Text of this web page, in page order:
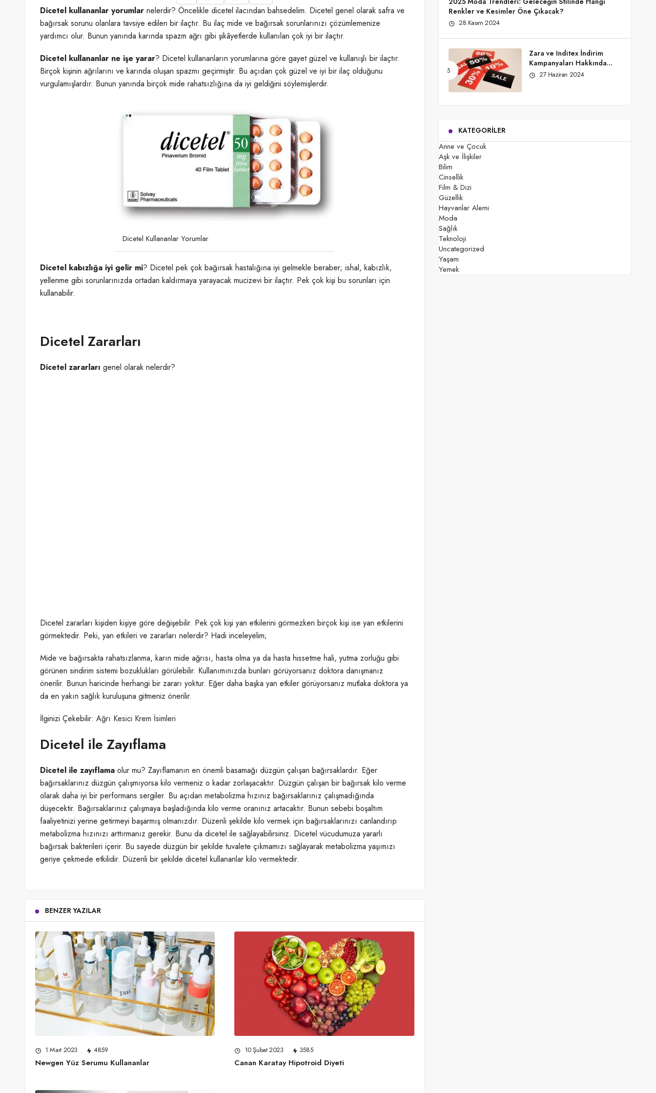
Dicetel kullananlar yorumlar nelerdir? Öncelikle dicetel ilacından bahsedelim. Dicetel genel olarak safra ve
bağırsak sorunu olanlara tavsiye edilen bir ilaçtır. Bu ilaç mide ve bağırsak sorunlarınızı çözümlemenize
yardımcı olur. Bunun yanında karında spazm ağrı gibi şikâyetlerde kullanılan çok iyi bir ilaçtır.
Dicetel kullananlar ne işe yarar? Dicetel kullananların yorumlarına göre gayet güzel ve kullanışlı bir ilaçtır.
Birçok kişinin ağrılarını ve karında oluşan spazmı geçirmiştir. Bu açıdan çok güzel ve iyi bir ilaç olduğunu
vurgulamışlardır. Bunun yanında birçok mide rahatsızlığına da iyi geldiğini söylemişlerdir.
Dicetel Kullananlar Yorumlar
Dicetel kabızlığa iyi gelir mi? Dicetel pek çok bağırsak hastalığına iyi gelmekle beraber; ishal, kabızlık,
yellenme gibi sorunlarınızda ortadan kaldırmaya yarayacak mucizevi bir ilaçtır. Pek çok kişi bu sorunları için
kullanabilir.
Dicetel Zararları
Dicetel zararları genel olarak nelerdir?
Dicetel zararları kişiden kişiye göre değişebilir. Pek çok kişi yan etkilerini görmezken birçok kişi ise yan etkilerini
görmektedir. Peki, yan etkileri ve zararları nelerdir? Hadi inceleyelim;
Mide ve bağırsakta rahatsızlanma, karın mide ağrısı, hasta olma ya da hasta hissetme hali, yutma zorluğu gibi
görünen sindirim sistemi bozuklukları görülebilir. Kullanımınızda bunları görüyorsanız doktora danışmanız
önerilir. Bunun haricinde herhangi bir zararı yoktur. Eğer daha başka yan etkiler görüyorsanız mutlaka doktora ya
da en yakın sağlık kuruluşuna gitmeniz önerilir.
İlginizi Çekebilir: Ağrı Kesici Krem İsimleri
Dicetel ile Zayıflama
Dicetel ile zayıflama olur mu? Zayıflamanın en önemli basamağı düzgün çalışan bağırsaklardır. Eğer
bağırsaklarınız düzgün çalışmıyorsa kilo vermeniz o kadar zorlaşacaktır. Düzgün çalışan bir bağırsak kilo verme
olarak daha iyi bir performans sergiler. Bu açıdan metabolizma hızınız bağırsaklarınız çalışmadığında
düşecektir. Bağırsaklarınız çalışmaya başladığında kilo verme oranınız artacaktır. Bunun sebebi boşaltım
faaliyetinizi yerine getirmeyi başarmış olmanızdır. Düzenli şekilde kilo vermek için bağırsaklarınızı canlandırıp
metabolizma hızınızı arttırmanız gerekir. Bunu da dicetel ile sağlayabilirsiniz. Dicetel vücudumuza yararlı
bağırsak bakterileri içerir. Bu sayede düzgün bir şekilde tuvalete çıkmamızı sağlayarak metabolizma yaşımızı
geriye çekmede etkilidir. Düzenli bir şekilde dicetel kullananlar kilo vermektedir.
BENZER YAZILAR
1 Mart 2023 4859
Newgen Yüz Serumu Kullananlar
10 Şubat 2023 3585
Canan Karatay Hipotroid Diyeti
Renkler ve Kesimler Öne Çıkacak?
28 Kasım 2024
Zara ve Inditex İndirim
Kampanyaları Hakkında
Bilmeniz Gerekenler
27 Haziran 2024
KATEGORILER
Anne ve Çocuk
Aşk ve İlişkiler
Bilim
Cinsellik
Film & Dizi
Güzellik
Hayvanlar Alemi
Moda
Sağlık
Teknoloji
Uncategorized
Yaşam
Yemek